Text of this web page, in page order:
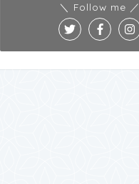
＼ Follow me ／